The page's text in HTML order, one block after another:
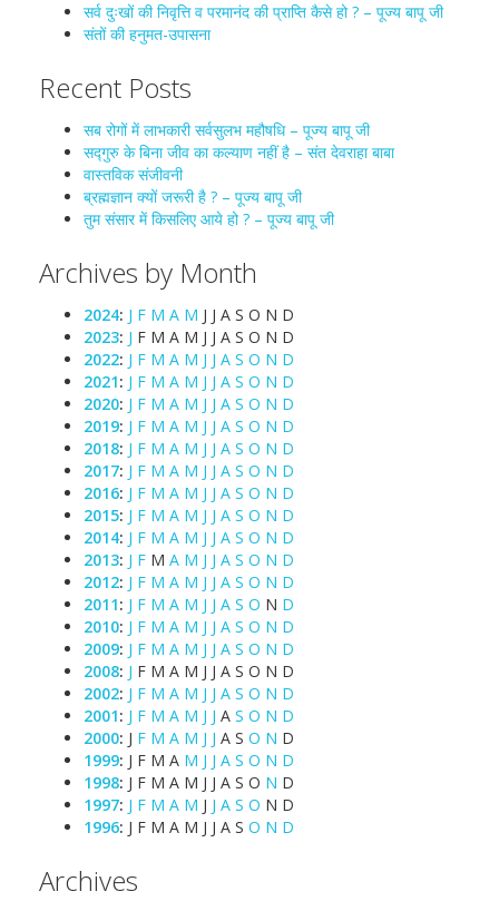
सर्व दुःखों की निवृत्ति व परमानंद की प्राप्ति कैसे हो ? – पूज्य बापू जी
संतों की हनुमत-उपासना
Recent Posts
सब रोगों में लाभकारी सर्वसुलभ महौषधि – पूज्य बापू जी
सद्गुरु के बिना जीव का कल्याण नहीं है – संत देवराहा बाबा
वास्तविक संजीवनी
ब्रह्मज्ञान क्यों जरूरी है ? – पूज्य बापू जी
तुम संसार में किसलिए आये हो ? – पूज्य बापू जी
Archives by Month
2024: J F M A M J J A S O N D
2023: J F M A M J J A S O N D
2022: J F M A M J J A S O N D
2021: J F M A M J J A S O N D
2020: J F M A M J J A S O N D
2019: J F M A M J J A S O N D
2018: J F M A M J J A S O N D
2017: J F M A M J J A S O N D
2016: J F M A M J J A S O N D
2015: J F M A M J J A S O N D
2014: J F M A M J J A S O N D
2013: J F M A M J J A S O N D
2012: J F M A M J J A S O N D
2011: J F M A M J J A S O N D
2010: J F M A M J J A S O N D
2009: J F M A M J J A S O N D
2008: J F M A M J J A S O N D
2002: J F M A M J J A S O N D
2001: J F M A M J J A S O N D
2000: J F M A M J J A S O N D
1999: J F M A M J J A S O N D
1998: J F M A M J J A S O N D
1997: J F M A M J J A S O N D
1996: J F M A M J J A S O N D
Archives